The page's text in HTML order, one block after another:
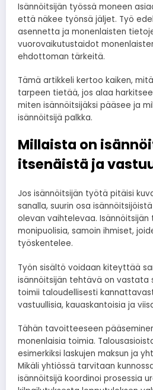
Isännöitsijän työssä moneen
että näkee työnsä jäljet. Työ
asennetta ja monenlaisten
vuorovaikutustaidot
ehdottoman tärkeitä.
Tämä artikkeli kertoo kaiken,
tarpeen tietää, jos alaa
miten isännöitsijäksi pääsee ja
isännöitsijä palkka.
Millaista on
itsenäistä ja
Jos isännöitsijän työtä pitäisi
sanalla, suurin osa
olevan vaihtelevaa.
monipuolisia, samoin ihmiset,
työskentelee.
Työn sisältö voidaan kiteyttää
isännöitsijän tehtävä on
toimii taloudellisesti
vastuullisia, kauaskantoisia ja
Tähän tavoitteeseen
monenlaisia toimia.
esimerkiksi laskujen maksun ja
Mikäli yhtiössä tarvitaan
isännöitsijä koordinoi prosessia